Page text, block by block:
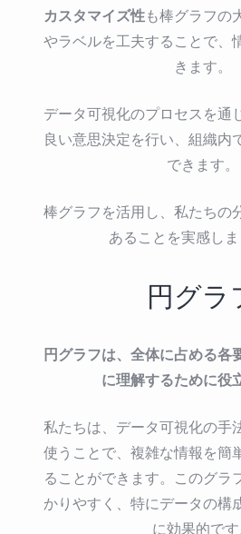
カスタマイズ性も棒グラフの
やラベルを工夫することで、
きます。
データ可視化のプロセスを通
良い意思決定を行い、組織内
できます。
棒グラフを活用し、私たちの
あることを実感しま
円グラ
円グラフは、全体に占める各
に理解するために役
私たちは、データ可視化の手
使うことで、複雑な情報を簡
ることができます。このグラ
かりやすく、特にデータの構
に効果的です